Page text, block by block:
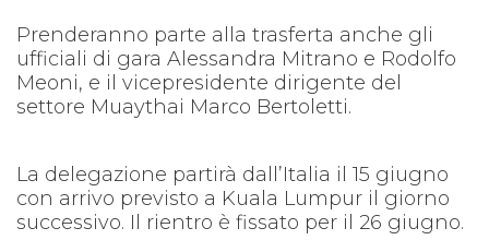
Prenderanno parte alla trasferta anche gli
ufficiali di gara Alessandra Mitrano e Rodolfo
Meoni, e il vicepresidente dirigente del
settore Muaythai Marco Bertoletti.
La delegazione partirà dall’Italia il 15 giugno
con arrivo previsto a Kuala Lumpur il giorno
successivo. Il rientro è fissato per il 26 giugno.